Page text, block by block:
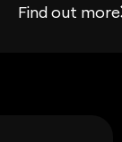
Find out more